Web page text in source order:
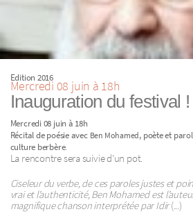
Edition 2016
Mercredi 08 juin à 18h
Inauguration du festival !
Mercredi 08 juin à 18h
Récital de poésie avec Ben Mohamed, poète et
culture berbère.
La rencontre sera suivie d’un pot.
Ciseleur du verbe, de ces paroles justes et
vrai et l’authenticité, Ben Mohamed est
magnifique chanson interprétée par Idir(...)